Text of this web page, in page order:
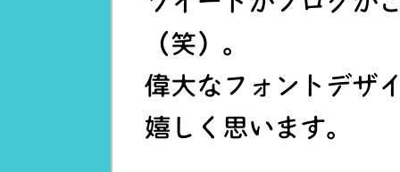
（笑）。
偉大なフォントデザ
嬉しく思います。